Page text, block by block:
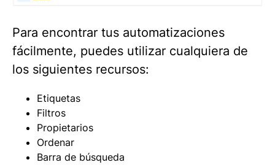
Para encontrar tus automatizaciones
fácilmente, puedes utilizar cualquiera de
los siguientes recursos:
Etiquetas
Filtros
Propietarios
Ordenar
Barra de búsqueda